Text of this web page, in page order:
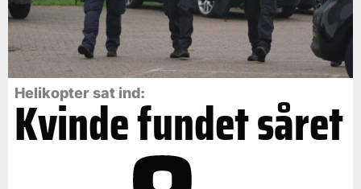
Helikopter sat ind:
Kvinde fundet såret